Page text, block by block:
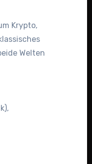
Krypto,
Welten